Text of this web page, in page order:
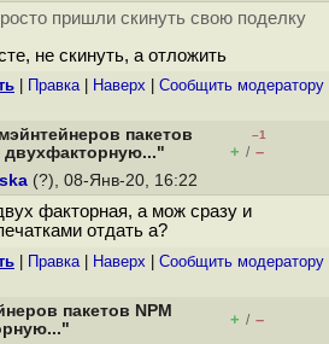
пришли скинуть свою поделку
не скинуть, а отложить
Правка| Наверх Cообщить модератору
пакетов
двухфакторную..."
–1
+ / –
(?), 08-Янв-20, 16:22
факторная, а мож сразу и
отдать а?
Правка| Наверх Cообщить модератору
пакетов NPM
+ / –